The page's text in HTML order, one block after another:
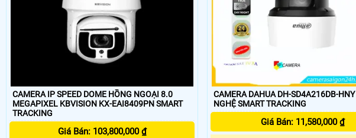
CAMERA IP SPEED DOME HỒNG NGOẠI 8.0
MEGAPIXEL KBVISION KX-EAI8409PN SMART
TRACKING
Giá Bán: 103,800,000 ₫
CAMERA DAHUA DH-SD4A216DB-HNY CÔNG
NGHỆ SMART TRACKING
Giá Bán: 11,580,000 ₫